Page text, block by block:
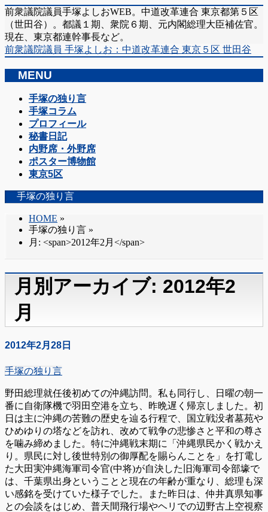
前衆議院議員手塚よしおWEB。中道改革連合 東京都第５区
（世田谷）。都議１期、衆院６期、元内閣総理大臣補佐官。
現在、東京都連幹事長など。
前衆議院議員 手塚よしお：中道改革連合 東京５区 世田谷
MENU
手塚の独り言
手塚コラム
プロフィール
秘書日記
内野席・外野席
ポスター博物館
東京5区
手塚の独り言
HOME »
手塚の独り言 »
月: <span>2012年2月</span>
月別アーカイブ: 2012年2
月
2012年2月28日
手塚の独り言
野田総理就任後初めての沖縄訪問。私も同行し、日曜の朝一
番に自衛隊機で羽田空港を立ち、昨晩遅く帰京しました。初
日は主に沖縄の苦難の歴史を辿る行程で、国立戦没者墓苑や
ひめゆりの塔などを訪れ、改めて戦争の悲惨さと平和の尊さ
を噛み締めました。特に沖縄戦末期に「沖縄県民かく戦かえ
り。県民に対し後世特別の御厚配を賜らんことを」を打電し
た大田実沖縄海軍司令官(中将)が自決した旧海軍司令部壕で
は、千葉県出身ということと現在の年齢が重なり、総理も深
い感銘を受けていた様子でした。また昨日は、仲井真県知事
との会談をはじめ、普天間飛行場やヘリでの辺野古上空視察